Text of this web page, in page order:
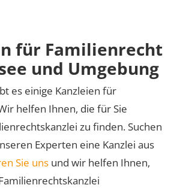
für Familienrecht
und Umgebung
es einige Kanzleien für
helfen Ihnen, die für Sie
zu finden. Suchen
Experten eine Kanzlei aus
Sie uns und wir helfen Ihnen,